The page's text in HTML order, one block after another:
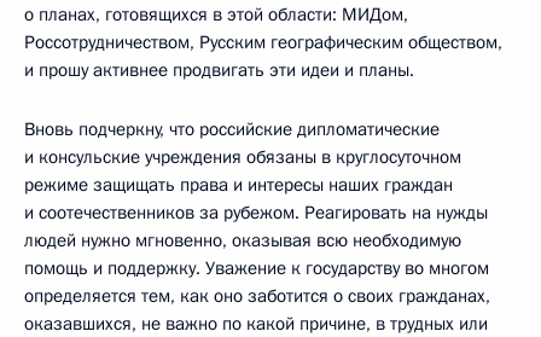
о планах, готовящихся в этой области: МИДом,
Россотрудничеством, Русским географическим обществом,
и прошу активнее продвигать эти идеи и планы.
Вновь подчеркну, что российские дипломатические
и консульские учреждения обязаны в круглосуточном
режиме защищать права и интересы наших граждан
и соотечественников за рубежом. Реагировать на нужды
людей нужно мгновенно, оказывая всю необходимую
помощь и поддержку. Уважение к государству во многом
определяется тем, как оно заботится о своих гражданах,
оказавшихся, не важно по какой причине, в трудных или